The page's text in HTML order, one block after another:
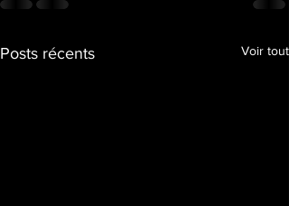
Posts récents Voir tout